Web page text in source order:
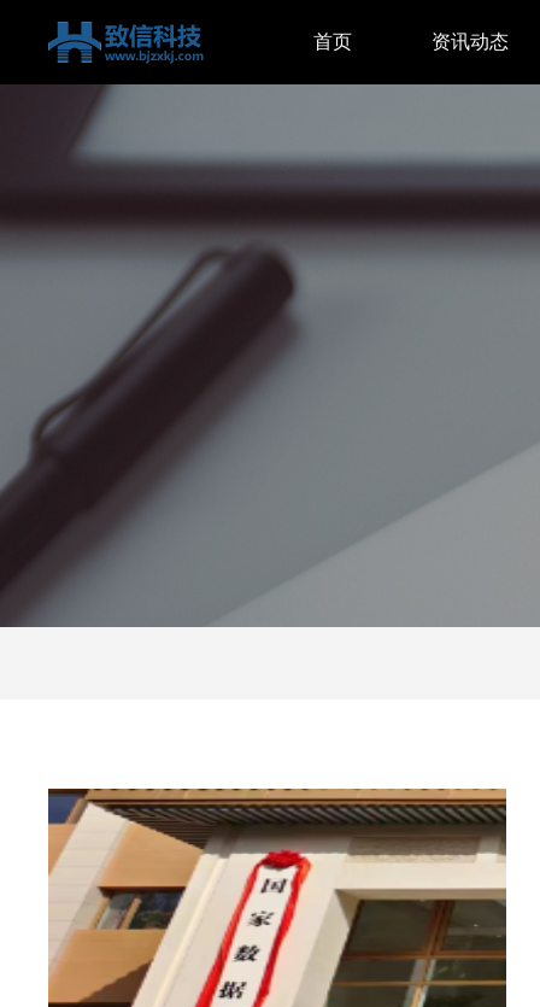
首页 资讯动态